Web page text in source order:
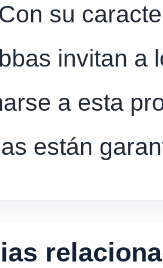
su
invitan a
a esta
están